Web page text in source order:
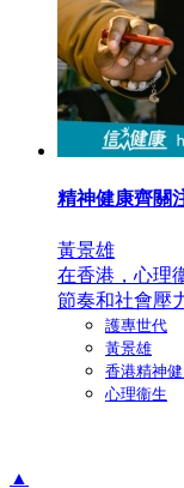
精神健康齊關
黃景雄
在香港，心理
節奏和社會壓
護專世代
黃景雄
香港精神
心理衞生
▲